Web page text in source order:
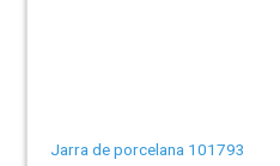
Jarra de porcelana 101793